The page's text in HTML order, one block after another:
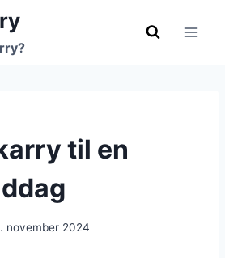
til en
november 2024